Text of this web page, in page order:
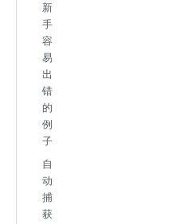
新
手
容
易
出
错
的
例
子
自
动
捕
获